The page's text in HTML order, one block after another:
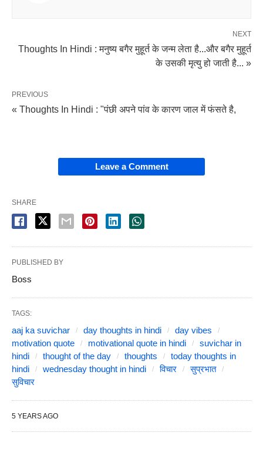
NEXT
Thoughts In Hindi : मनुष्य बगैर मुहूर्त के जन्म लेता है...और बगैर मुहूर्त
के उसकी मृत्यु हो जाती है... »
PREVIOUS
« Thoughts In Hindi : "पंछी अपने पांव के कारण जाल में फंसते है,
Leave a Comment
SHARE
PUBLISHED BY
Boss
TAGS:
aaj ka suvichar day thoughts in hindi
day vibes
motivation quote
motivational quote in hindi
suvichar in
hindi
thought of the day thoughts
today thoughts in
hindi
wednesday thought in hindi विचार
सुप्रभात
सुविचार
5 YEARS AGO